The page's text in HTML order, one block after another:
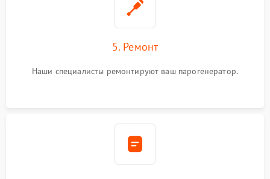
5. Ремонт
Наши специалисты ремонтируют ваш парогенератор.